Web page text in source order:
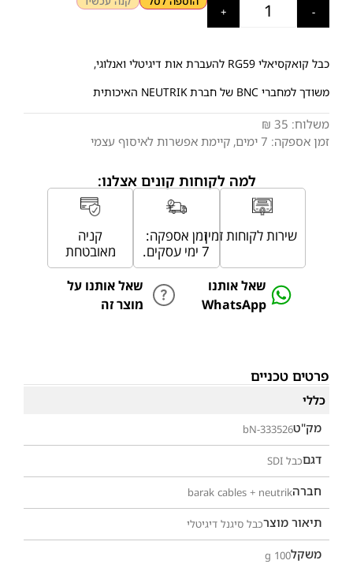
-
+
כבל קואקסיאלי RG59 להעברת אות דיגיטלי ואנלוגי,
משודך למחברי BNC של חברת NEUTRIK האיכותית
משלוח: 35 ₪
זמן אספקה: 7 ימים, קיימת אפשרות לאיסוף עצמי
למה לקוחות קונים אצלנו:
קניה
מאובטחת
זמן אספקה:
7 ימי עסקים.
שירות לקוחות זמין
שאל אותנו
WhatsApp
שאל אותנו על
מוצר זה
פרטים טכניים
כללי
מק"טbN-333526
דגםכבל SDI
חברהbarak cables + neutrik
תיאור מוצרכבל סיגנל דיגיטלי
משקל100 g